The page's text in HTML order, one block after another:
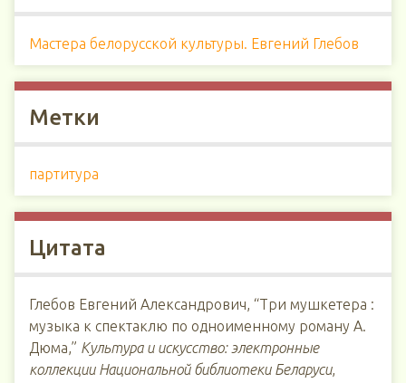
Мастера белорусской культуры. Евгений Глебов
Метки
партитура
Цитата
Глебов Евгений Александрович, “Три мушкетера :
музыка к спектаклю по одноименному роману А.
Дюма,” Культура и искусство: электронные
коллекции Национальной библиотеки Беларуси,